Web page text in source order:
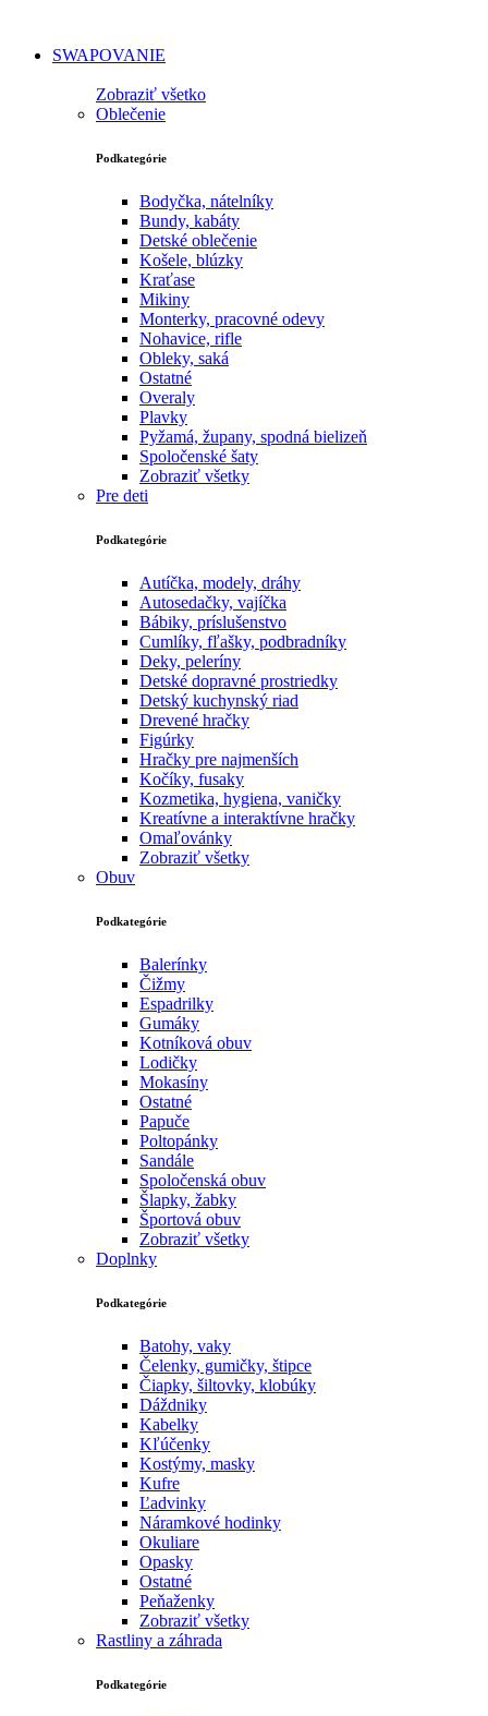
SWAPOVANIE
Zobraziť všetko
Oblečenie
Podkategórie
Bodyčka, nátelníky
Bundy, kabáty
Detské oblečenie
Košele, blúzky
Kraťase
Mikiny
Monterky, pracovné odevy
Nohavice, rifle
Obleky, saká
Ostatné
Overaly
Plavky
Pyžamá, župany, spodná bielizeň
Spoločenské šaty
Zobraziť všetky
Pre deti
Podkategórie
Autíčka, modely, dráhy
Autosedačky, vajíčka
Bábiky, príslušenstvo
Cumlíky, fľašky, podbradníky
Deky, peleríny
Detské dopravné prostriedky
Detský kuchynský riad
Drevené hračky
Figúrky
Hračky pre najmenších
Kočíky, fusaky
Kozmetika, hygiena, vaničky
Kreatívne a interaktívne hračky
Omaľovánky
Zobraziť všetky
Obuv
Podkategórie
Balerínky
Čižmy
Espadrilky
Gumáky
Kotníková obuv
Lodičky
Mokasíny
Ostatné
Papuče
Poltopánky
Sandále
Spoločenská obuv
Šlapky, žabky
Športová obuv
Zobraziť všetky
Doplnky
Podkategórie
Batohy, vaky
Čelenky, gumičky, štipce
Čiapky, šiltovky, klobúky
Dáždniky
Kabelky
Kľúčenky
Kostýmy, masky
Kufre
Ľadvinky
Náramkové hodinky
Okuliare
Opasky
Ostatné
Peňaženky
Zobraziť všetky
Rastliny a záhrada
Podkategórie